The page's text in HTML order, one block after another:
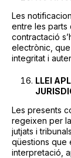
Les
entre les parts
contractació
electrònic,
integritat i
LLEI
Les presents
regeixen per
jutjats i
qüestions que
interpretació,